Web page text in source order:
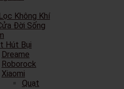
Không Khí
Đời Sống
Hút Bụi
Dreame
Roborock
Xiaomi
Quạt